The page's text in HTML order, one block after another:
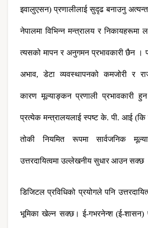
इवालुएसन) प्रणालीलाई सुदृढ बनाउनु
नेपालमा विभिन्न मन्त्रालय र निकायहरूमा
त्यसको मापन र अनुगमन प्रभावकारी छैन ।
अभाव, डेटा व्यवस्थापनको कमजोरी र
कारण मूल्याङ्कन प्रणाली प्रभावकारी
प्रत्येक मन्त्रालयलाई स्पष्ट के. पी. आई
तोकी नियमित रूपमा सार्वजनिक
उत्तरदायित्वमा उल्लेखनीय सुधार आउन सक्छ
डिजिटल प्रविधिको प्रयोगले पनि
भूमिका खेल्न सक्छ। ई-गभरनेन्श (ई-शासन)